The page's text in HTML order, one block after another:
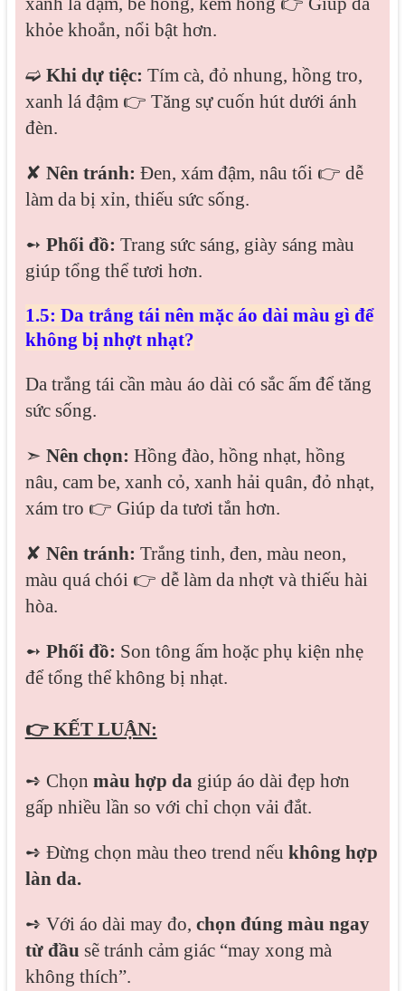
khỏe khoắn, nổi bật hơn.
➫ Khi dự tiệc: Tím cà, đỏ nhung, hồng tro,
xanh lá đậm 👉 Tăng sự cuốn hút dưới ánh
đèn.
✘ Nên tránh: Đen, xám đậm, nâu tối 👉 dễ
làm da bị xỉn, thiếu sức sống.
➻ Phối đồ: Trang sức sáng, giày sáng màu
giúp tổng thể tươi hơn.
1.5: Da trắng tái nên mặc áo dài màu gì để
không bị nhợt nhạt?
Da trắng tái cần màu áo dài có sắc ấm để tăng
sức sống.
➣ Nên chọn: Hồng đào, hồng nhạt, hồng
nâu, cam be, xanh cỏ, xanh hải quân, đỏ nhạt,
xám tro 👉 Giúp da tươi tắn hơn.
✘ Nên tránh: Trắng tinh, đen, màu neon,
màu quá chói 👉 dễ làm da nhợt và thiếu hài
hòa.
➻ Phối đồ: Son tông ấm hoặc phụ kiện nhẹ
để tổng thể không bị nhạt.
👉 KẾT LUẬN:
➺ Chọn màu hợp dagiúp áo dài đẹp hơn
gấp nhiều lần so với chỉ chọn vải đắt.
➺ Đừng chọn màu theo trend nếu không hợp
làn da.
➺ Với áo dài may đo, chọn đúng màu ngay
từ đầu sẽ tránh cảm giác “may xong mà
không thích”.